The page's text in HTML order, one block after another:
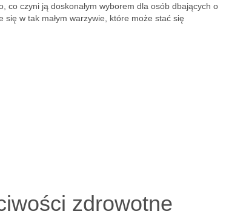
co czyni ją doskonałym wyborem dla osób dbających o
w tak małym warzywie, które może stać się
zdrowotne